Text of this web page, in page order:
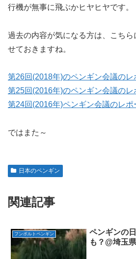
行機が無事に飛ぶかヒヤヒヤです。
過去の内容が気になる方は、こち
せておきますね。
第26回(2018年)のペンギン会議のレ
第25回(2016年)のペンギン会議のレ
第24回(2016年)ペンギン会議のレポ
ではまた～
日本のペンギン
関連記事
フンボルトペンギン
ペンギンの
も？@埼玉